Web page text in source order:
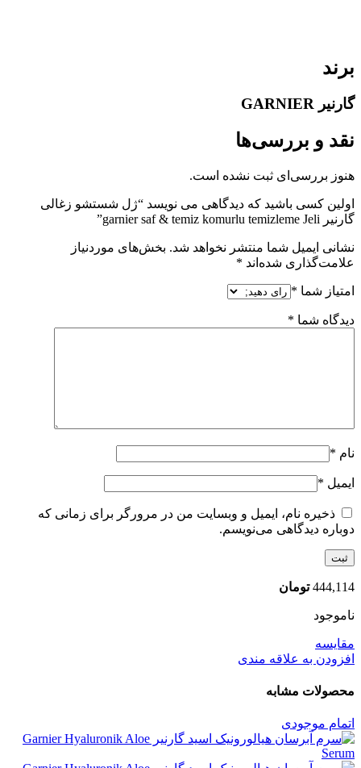
برند
گارنیر GARNIER
نقد و بررسی‌ها
هنوز بررسی‌ای ثبت نشده است.
اولین کسی باشید که دیدگاهی می نویسد “ژل شستشو زغالی
گارنیر garnier saf & temiz komurlu temizleme Jeli”
نشانی ایمیل شما منتشر نخواهد شد. بخش‌های موردنیاز
علامت‌گذاری شده‌اند *
امتیاز شما *
دیدگاه شما *
نام *
ایمیل *
ذخیره نام، ایمیل و وبسایت من در مرورگر برای زمانی که
دوباره دیدگاهی می‌نویسم.
444,114 تومان
ناموجود
مقایسه
افزودن به علاقه مندی
محصولات مشابه
اتمام موجودی